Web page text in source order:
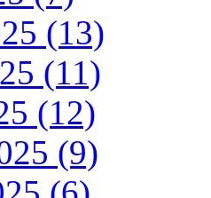
(13)
(11)
(12)
(9)